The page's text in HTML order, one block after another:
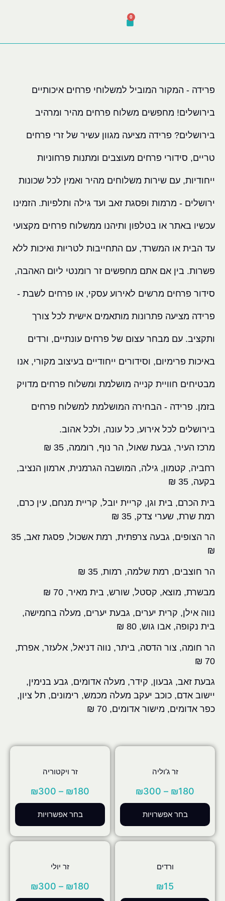
0
פרידה - המקור המוביל למשלוחי פרחים איכותיים
בירושלים! מחפשים משלוח פרחים מהיר ומרהיב
בירושלים? פרידה מציעה מגוון עשיר של זרי פרחים
טריים, סידורי פרחים מעוצבים ומתנות פרחוניות
ייחודיות, עם שירות משלוחים מהיר ואמין לכל שכונות
ירושלים - מרמות ופסגת זאב ועד גילה ותלפיות. הזמינו
עכשיו באתר או בטלפון ותיהנו ממשלוח פרחים מקצועי
עד הבית או המשרד, עם התחייבות לטריות ואיכות ללא
פשרות. בין אם אתם מחפשים זר רומנטי ליום האהבה,
סידור פרחים מרשים לאירוע עסקי, או פרחים לשבת -
פרידה מציעה פתרונות מותאמים אישית לכל צורך
ותקציב. עם מבחר עצום של פרחים עונתיים, ורדים
באיכות פרימיום, וסידורים ייחודיים בעיצוב מקורי, אנו
מבטיחים חוויית קנייה מושלמת ומשלוח פרחים מדויק
בזמן. פרידה - הבחירה המושלמת למשלוח פרחים
בירושלים לכל אירוע, כל עונה, ולכל אהוב.
מרכז העיר, גבעת שאול, הר נוף, רוממה, 35 ₪
רחביה, קטמון, גילה, המושבה הגרמנית, ארמון הנציב,
בקעה, 35 ₪
בית הכרם, בית וגן, קריית יובל, קריית מנחם, עין כרם,
רמת שרת, שערי צדק, 35 ₪
הר הצופים, גבעה צרפתית, רמת אשכול, פסגת זאב, 35
₪
הר חוצבים, רמת שלמה, רמות, 35 ₪
מבשרת, מוצא, קסטל, שורש, בית מאיר, 70 ₪
נווה אילן, קרית יערים, גבעת יערים, מעלה בחמישה,
בית נקופה, אבו גוש, 80 ₪
הר חומה, צור הדסה, ביתר, נווה דניאל, אלעזר, אפרת,
70 ₪
גבעת זאב, גבעון, קידר, מעלה אדומים, גבע בנימין,
יישוב אדם, כוכב יעקב מעלה מכמש, רימונים, תל ציון,
כפר אדומים, מישור אדומים, 70 ₪
זר ג’וליה
₪180
–
₪300
בחר אפשרויות
זר ויקטוריה
₪180
–
₪300
בחר אפשרויות
ורדים
₪15
זר יולי
₪180
–
₪300